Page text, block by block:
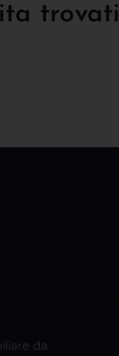
trovati
da